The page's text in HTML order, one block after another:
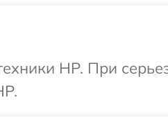
HP. При